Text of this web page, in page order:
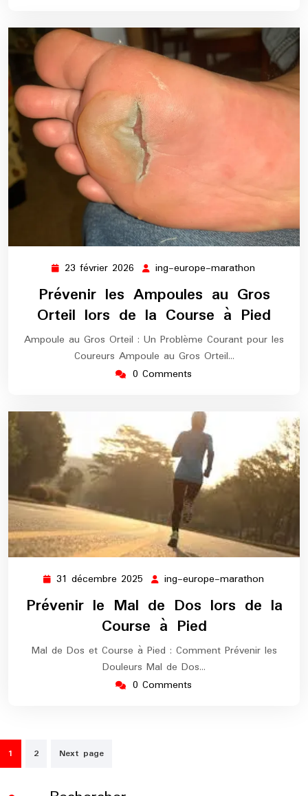
23 février 2026 23
février
2026
ing-europe-marathon
marathon
Prévenir les Ampoules au Gros
Orteil lors de la Course à Pied
Ampoule au Gros Orteil : Un Problème Courant pour les
Coureurs Ampoule au Gros Orteil…
0 Comments
31 décembre 2025 31
décembre
2025
ing-europe-marathon
europe-
marathon
Prévenir le Mal de Dos lors de la
Course à Pied
Mal de Dos et Course à Pied : Comment Prévenir les
Douleurs Mal de Dos…
0 Comments
Pagination
des
publications
1 2 Next page